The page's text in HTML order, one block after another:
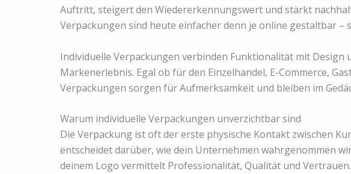
Auftritt, steigert den Wiedererkennungswert und stärkt
Verpackungen sind heute einfacher denn je online gestaltbar –
Individuelle Verpackungen verbinden Funktionalität mit Design
Markenerlebnis. Egal ob für den Einzelhandel, E-Commerce,
Verpackungen sorgen für Aufmerksamkeit und bleiben im
Warum individuelle Verpackungen unverzichtbar sind
Die Verpackung ist oft der erste physische Kontakt zwischen
entscheidet darüber, wie dein Unternehmen wahrgenommen
deinem Logo vermittelt Professionalität, Qualität und Vertrauen.